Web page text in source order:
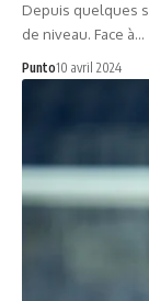
Depuis quelques
de niveau. Face à…
Punto10 avril 2024